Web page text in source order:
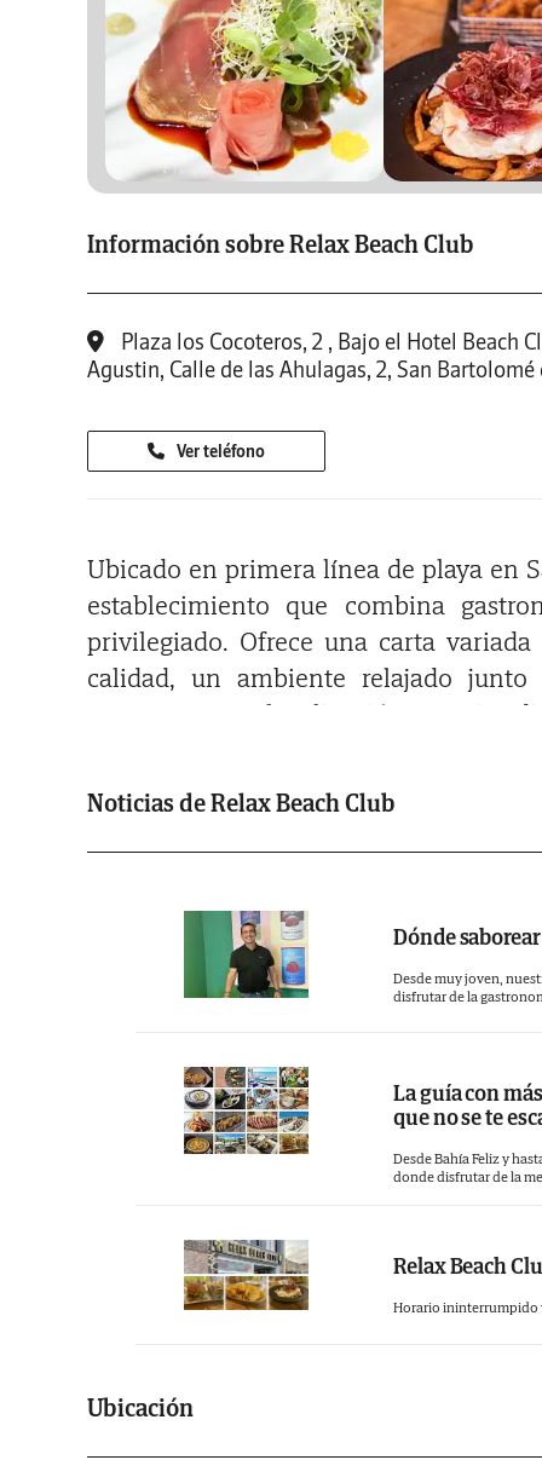
Información sobre Relax Beach Club
Plaza los Cocoteros, 2 , Bajo el Hotel Beach
Agustin, Calle de las Ahulagas, 2, San Bartolomé
Ver teléfono
Ubicado en primera línea de playa en
establecimiento que combina
privilegiado. Ofrece una carta
calidad, un ambiente relajado
momentos. Su localización permite
costera del municipio.
Noticias de Relax Beach Club
Dónde
Desde muy joven,
disfrutar de la
La guía con
que no se te
Desde Bahía Feliz y
donde disfrutar de la
Relax Beach
Horario ininterrumpido
Ubicación